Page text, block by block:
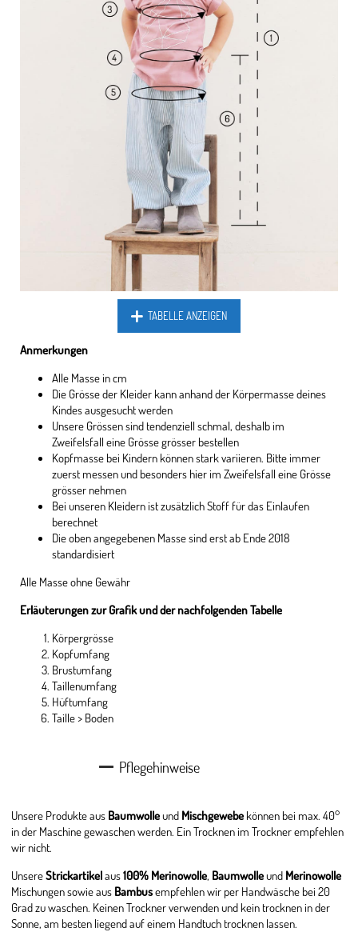
TABELLE ANZEIGEN
Anmerkungen
Alle Masse in cm
Die Grösse der Kleider kann anhand der Körpermasse deines
Kindes ausgesucht werden
Unsere Grössen sind tendenziell schmal, deshalb im
Zweifelsfall eine Grösse grösser bestellen
Kopfmasse bei Kindern können stark variieren. Bitte immer
zuerst messen und besonders hier im Zweifelsfall eine Grösse
grösser nehmen
Bei unseren Kleidern ist zusätzlich Stoff für das Einlaufen
berechnet
Die oben angegebenen Masse sind erst ab Ende 2018
standardisiert
Alle Masse ohne Gewähr
Erläuterungen zur Grafik und der nachfolgenden Tabelle
Körpergrösse
Kopfumfang
Brustumfang
Taillenumfang
Hüftumfang
Taille > Boden
Pflegehinweise
Unsere Produkte aus Baumwolleund Mischgewebe können bei max. 40°
in der Maschine gewaschen werden. Ein Trocknen im Trockner empfehlen
wir nicht.
UnsereStrickartikelaus100% Merinowolle, Baumwolleund Merinowolle
Mischungen sowie aus Bambusempfehlen wir per Handwäsche bei 20
Grad zu waschen. Keinen Trockner verwenden und kein trocknen in der
Sonne, am besten liegend auf einem Handtuch trocknen lassen.